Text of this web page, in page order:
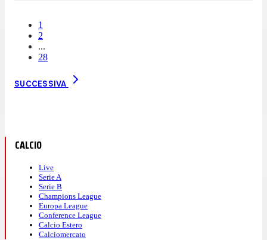
1
2
...
28
SUCCESSIVA
CALCIO
Live
Serie A
Serie B
Champions League
Europa League
Conference League
Calcio Estero
Calciomercato